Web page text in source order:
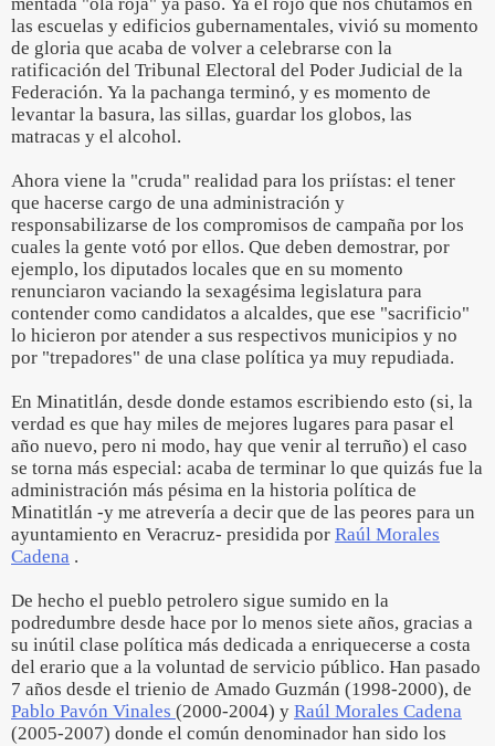
las escuelas y edificios gubernamentales, vivió su momento
de gloria que acaba de volver a celebrarse con la
ratificación del Tribunal Electoral del Poder Judicial de la
Federación. Ya la pachanga terminó, y es momento de
levantar la basura, las sillas, guardar los globos, las
matracas y el alcohol.
Ahora viene la "cruda" realidad para los priístas: el tener
que hacerse cargo de una administración y
responsabilizarse de los compromisos de campaña por los
cuales la gente votó por ellos. Que deben demostrar, por
ejemplo, los diputados locales que en su momento
renunciaron vaciando la sexagésima legislatura para
contender como candidatos a alcaldes, que ese "sacrificio"
lo hicieron por atender a sus respectivos municipios y no
por "trepadores" de una clase política ya muy repudiada.
En Minatitlán, desde donde estamos escribiendo esto (si, la
verdad es que hay miles de mejores lugares para pasar el
año nuevo, pero ni modo, hay que venir al terruño) el caso
se torna más especial: acaba de terminar lo que quizás fue la
administración más pésima en la historia política de
Minatitlán -y me atrevería a decir que de las peores para un
ayuntamiento en Veracruz- presidida por Raúl Morales
Cadena .
De hecho el pueblo petrolero sigue sumido en la
podredumbre desde hace por lo menos siete años, gracias a
su inútil clase política más dedicada a enriquecerse a costa
del erario que a la voluntad de servicio público. Han pasado
7 años desde el trienio de Amado Guzmán (1998-2000), de
Pablo Pavón Vinales (2000-2004) y Raúl Morales Cadena
(2005-2007) donde el común denominador han sido los